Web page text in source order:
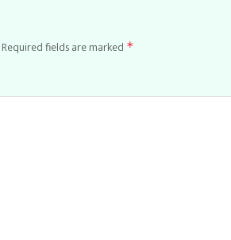
Required fields are marked *